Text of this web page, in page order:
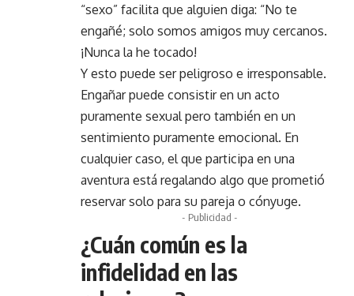
“sexo” facilita que alguien diga: “No te
engañé; solo somos amigos muy cercanos.
¡Nunca la he tocado!
Y esto puede ser peligroso e irresponsable.
Engañar puede consistir en un acto
puramente sexual pero también en un
sentimiento puramente emocional. En
cualquier caso, el que participa en una
aventura está regalando algo que prometió
reservar solo para su pareja o cónyuge.
- Publicidad -
¿Cuán común es la
infidelidad en las